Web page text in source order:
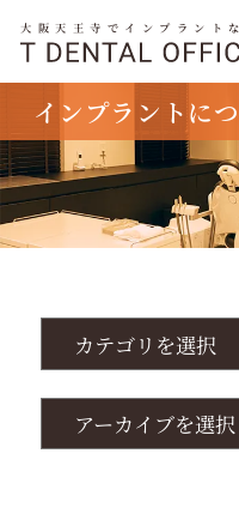
大阪天王寺でインプラント
インプラントに
TOP
インプラントについて
インプラントが高齢になったときの
場徹底解説
カ
ゴ
を
ア
カ